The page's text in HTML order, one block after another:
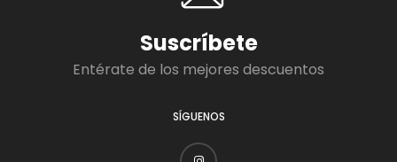
Suscríbete
Entérate de los mejores descuentos
SÍGUENOS